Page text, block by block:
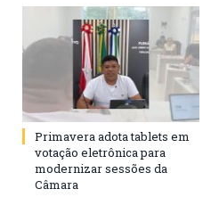
Primavera adota tablets em
votação eletrônica para
modernizar sessões da
Câmara